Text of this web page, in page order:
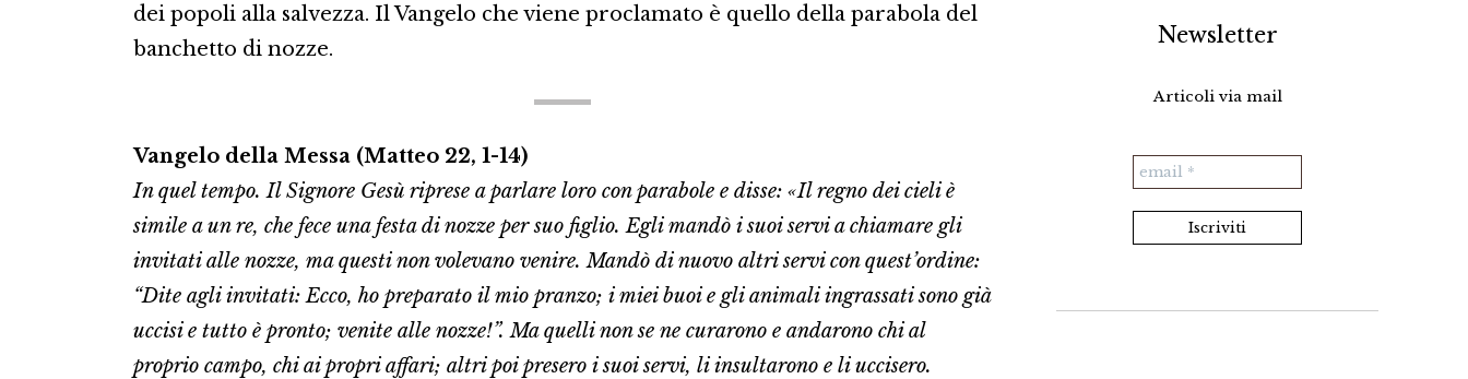
dei popoli alla salvezza. Il Vangelo che viene proclamato è quello della parabola del
banchetto di nozze.
Vangelo della Messa (Matteo 22, 1-14)
In quel tempo. Il Signore Gesù riprese a parlare loro con parabole e disse: «Il regno dei cieli è
simile a un re, che fece una festa di nozze per suo figlio. Egli mandò i suoi servi a chiamare gli
invitati alle nozze, ma questi non volevano venire. Mandò di nuovo altri servi con quest’ordine:
“Dite agli invitati: Ecco, ho preparato il mio pranzo; i miei buoi e gli animali ingrassati sono già
uccisi e tutto è pronto; venite alle nozze!”. Ma quelli non se ne curarono e andarono chi al
proprio campo, chi ai propri affari; altri poi presero i suoi servi, li insultarono e li uccisero.
Newsletter
Articoli via mail